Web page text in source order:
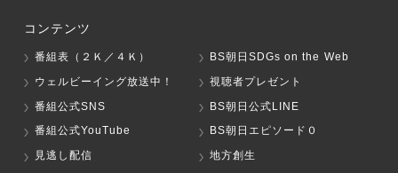
コンテンツ
番組表（２Ｋ／４Ｋ）
BS朝日SDGs on the Web
ウェルビーイング放送中！
視聴者プレゼント
番組公式SNS
BS朝日公式LINE
番組公式YouTube
BS朝日エピソード０
見逃し配信
地方創生